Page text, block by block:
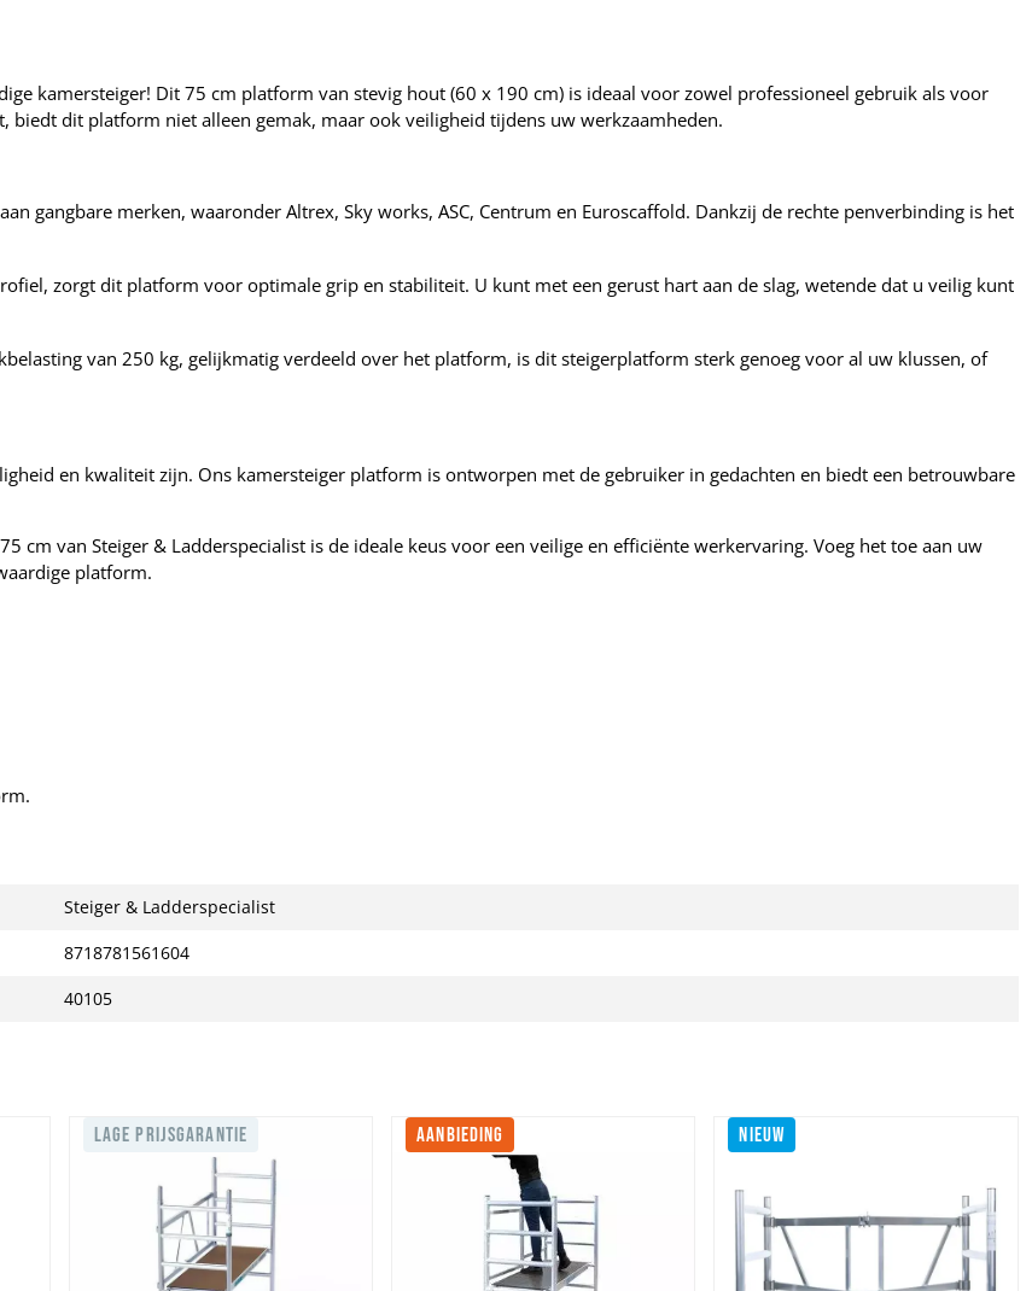
kamersteiger! Dit 75 cm platform van stevig hout (60 x 190 cm) is ideaal voor zowel professioneel gebruik als voor
dit platform niet alleen gemak, maar ook veiligheid tijdens uw werkzaamheden.
gangbare merken, waaronder Altrex, Sky works, ASC, Centrum en Euroscaffold. Dankzij de rechte penverbinding is het
zorgt dit platform voor optimale grip en stabiliteit. U kunt met een gerust hart aan de slag, wetende dat u veilig kunt
van 250 kg, gelijkmatig verdeeld over het platform, is dit steigerplatform sterk genoeg voor al uw klussen, of
en kwaliteit zijn. Ons kamersteiger platform is ontworpen met de gebruiker in gedachten en biedt een betrouwbare
cm van Steiger & Ladderspecialist is de ideale keus voor een veilige en efficiënte werkervaring. Voeg het toe aan uw
platform.
Steiger & Ladderspecialist
8718781561604
40105
LAGE PRIJSGARANTIE AANBIEDING NIEUW